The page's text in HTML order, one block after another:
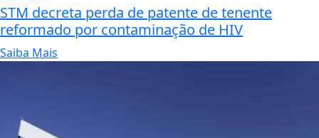
STM decreta perda de patente de tenente
reformado por contaminação de HIV
Saiba Mais